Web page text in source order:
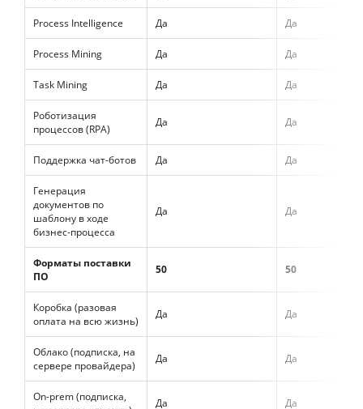
Поддержка
механизмов
трансформации
Настройка
задач.
SLA на шаги,
процесс
Настройка
нормативного
Process Intelligence Да Да
Process Mining Да Да
Task Mining Да Да
Роботизация
процессов (RPA)
Да Да
Поддержка чат-ботов Да Да
Генерация
документов по
шаблону в ходе
бизнес-процесса
Да Да
Форматы поставки
ПО
50 50
Коробка (разовая
оплата на всю жизнь)
Да Да
Облако (подписка, на
сервере провайдера)
Да Да
On-prem (подписка,
Да Да